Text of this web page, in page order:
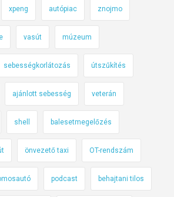
xpeng autópiac znojmo
vasút múzeum
sebességkorlátozás útszűkítés
ajánlott sebesség veterán
shell balesetmegelőzés
önvezető taxi OT-rendszám
podcast behajtani tilos